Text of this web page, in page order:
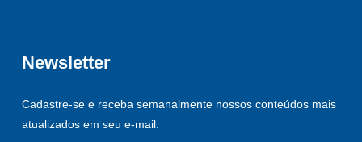
Newsletter
Cadastre-se e receba semanalmente nossos conteúdos mais
atualizados em seu e-mail.